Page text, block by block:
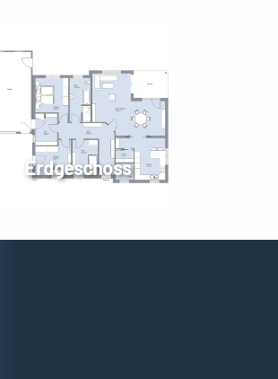
Erdgeschoss